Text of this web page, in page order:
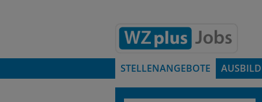
STELLENANGEBOTE